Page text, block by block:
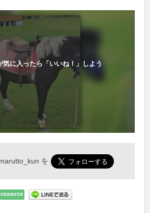
気に入ったら「いいね！」しよう
を